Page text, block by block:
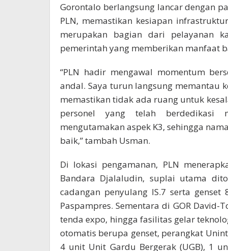
Gorontalo berlangsung lancar dengan
PLN, memastikan kesiapan
merupakan bagian dari pelayanan
pemerintah yang memberikan manfaat
“PLN hadir mengawal momentum
andal. Saya turun langsung memantau
memastikan tidak ada ruang untuk
personel yang telah berdedikasi
mengutamakan aspek K3, sehingga
baik,” tambah Usman.
Di lokasi pengamanan, PLN
Bandara Djalaludin, suplai utama
cadangan penyulang IS.7 serta
Paspampres. Sementara di GOR
tenda expo, hingga fasilitas gelar
otomatis berupa genset, perangkat
4 unit Unit Gardu Bergerak (UGB), 1